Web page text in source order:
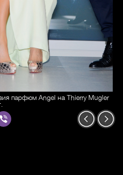
парфюм Angel на Thierry Mugler